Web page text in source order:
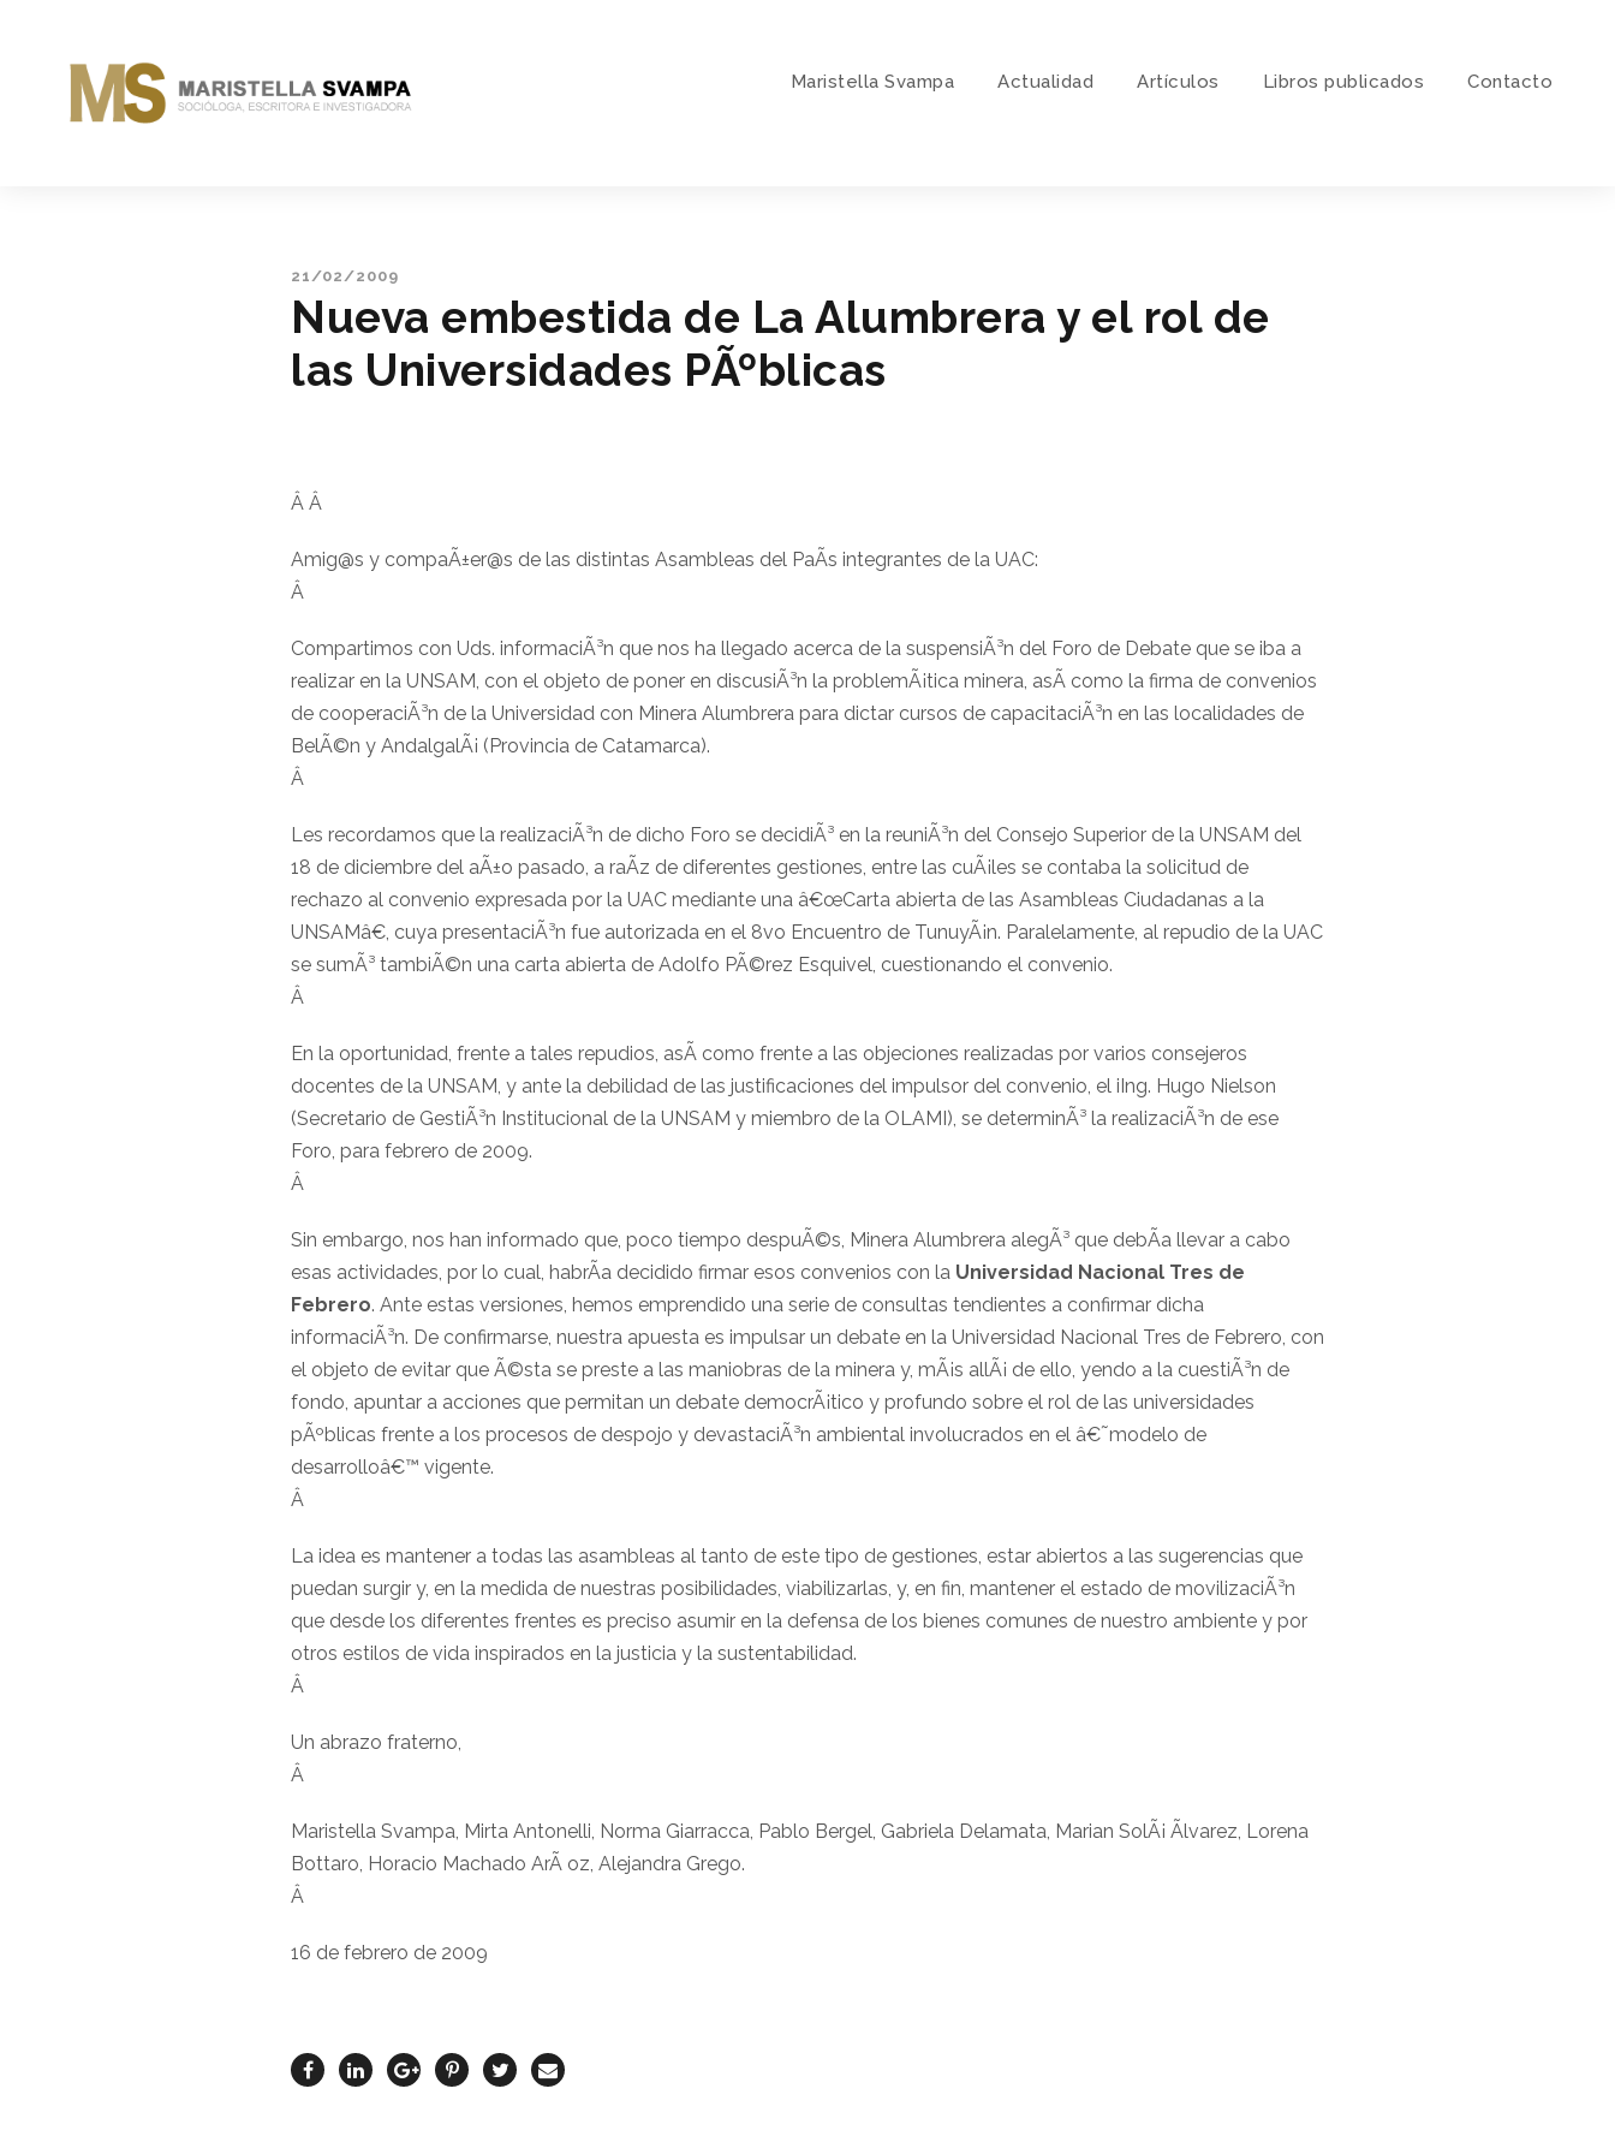
Maristella Svampa Actualidad Artí­culos Libros publicados Contacto
21/02/2009
Nueva embestida de La Alumbrera y el rol de
las Universidades PÃºblicas
Â Â
Amig@s y compaÃ±er@s de las distintas Asambleas del PaÃ­s integrantes de la UAC:
Â
Compartimos con Uds. informaciÃ³n que nos ha llegado acerca de la suspensiÃ³n del Foro de Debate que se iba a
realizar en la UNSAM, con el objeto de poner en discusiÃ³n la problemÃ¡tica minera, asÃ­ como la firma de convenios
de cooperaciÃ³n de la Universidad con Minera Alumbrera para dictar cursos de capacitaciÃ³n en las localidades de
BelÃ©n y AndalgalÃ¡ (Provincia de Catamarca).
Â
Les recordamos que la realizaciÃ³n de dicho Foro se decidiÃ³ en la reuniÃ³n del Consejo Superior de la UNSAM del
18 de diciembre del aÃ±o pasado, a raÃ­z de diferentes gestiones, entre las cuÃ¡les se contaba la solicitud de
rechazo al convenio expresada por la UAC mediante una â€œCarta abierta de las Asambleas Ciudadanas a la
UNSAMâ€, cuya presentaciÃ³n fue autorizada en el 8vo Encuentro de TunuyÃ¡n. Paralelamente, al repudio de la UAC
se sumÃ³ tambiÃ©n una carta abierta de Adolfo PÃ©rez Esquivel, cuestionando el convenio.
Â
En la oportunidad, frente a tales repudios, asÃ­ como frente a las objeciones realizadas por varios consejeros
docentes de la UNSAM, y ante la debilidad de las justificaciones del impulsor del convenio, el iIng. Hugo Nielson
(Secretario de GestiÃ³n Institucional de la UNSAM y miembro de la OLAMI), se determinÃ³ la realizaciÃ³n de ese
Foro, para febrero de 2009.
Â
Sin embargo, nos han informado que, poco tiempo despuÃ©s, Minera Alumbrera alegÃ³ que debÃ­a llevar a cabo
esas actividades, por lo cual, habrÃ­a decidido firmar esos convenios con la Universidad Nacional Tres de
Febrero. Ante estas versiones, hemos emprendido una serie de consultas tendientes a confirmar dicha
informaciÃ³n. De confirmarse, nuestra apuesta es impulsar un debate en la Universidad Nacional Tres de Febrero, con
el objeto de evitar que Ã©sta se preste a las maniobras de la minera y, mÃ¡s allÃ¡ de ello, yendo a la cuestiÃ³n de
fondo, apuntar a acciones que permitan un debate democrÃ¡tico y profundo sobre el rol de las universidades
pÃºblicas frente a los procesos de despojo y devastaciÃ³n ambiental involucrados en el â€˜modelo de
desarrolloâ€™ vigente.
Â
La idea es mantener a todas las asambleas al tanto de este tipo de gestiones, estar abiertos a las sugerencias que
puedan surgir y, en la medida de nuestras posibilidades, viabilizarlas, y, en fin, mantener el estado de movilizaciÃ³n
que desde los diferentes frentes es preciso asumir en la defensa de los bienes comunes de nuestro ambiente y por
otros estilos de vida inspirados en la justicia y la sustentabilidad.
Â
Un abrazo fraterno,
Â
Maristella Svampa, Mirta Antonelli, Norma Giarracca, Pablo Bergel, Gabriela Delamata, Marian SolÃ¡ Ãlvarez, Lorena
Bottaro, Horacio Machado ArÃ oz, Alejandra Grego.
Â
16 de febrero de 2009